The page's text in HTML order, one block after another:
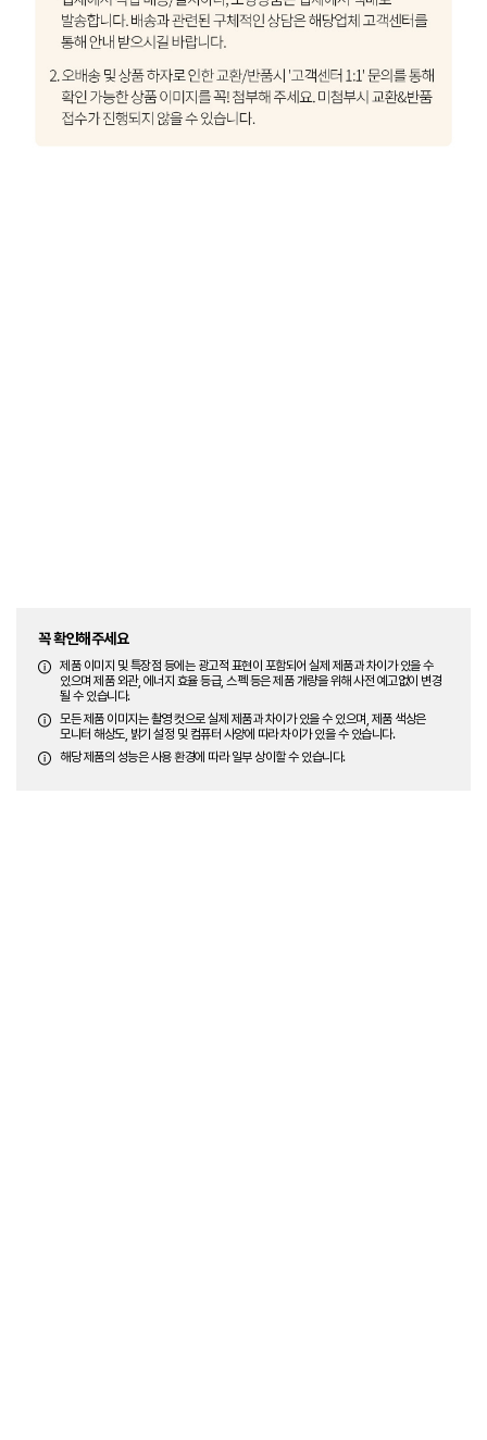
꼭 확인해주세요
제품 이미지 및 특장점 등에는 광고적 표현이 포함되어 실제 제품과 차이가 있을 수
있으며 제품 외관, 에너지 효율 등급, 스펙 등은 제품 개량을 위해 사전 예고없이 변경
될 수 있습니다.
모든 제품 이미지는 촬영 컷으로 실제 제품과 차이가 있을 수 있으며, 제품 색상은
모니터 해상도, 밝기 설정 및 컴퓨터 사양에 따라 차이가 있을 수 있습니다.
해당 제품의 성능은 사용 환경에 따라 일부 상이할 수 있습니다.